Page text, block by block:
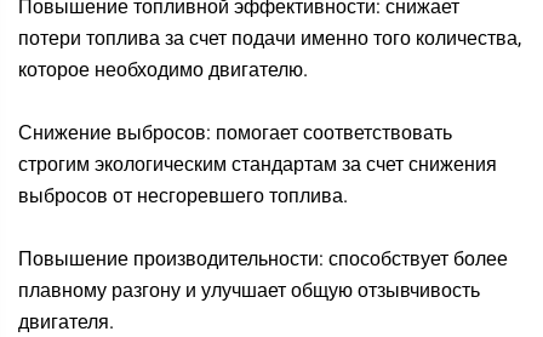
Повышение топливной эффективности: снижает
потери топлива за счет подачи именно того количества,
которое необходимо двигателю.
Снижение выбросов: помогает соответствовать
строгим экологическим стандартам за счет снижения
выбросов от несгоревшего топлива.
Повышение производительности: способствует более
плавному разгону и улучшает общую отзывчивость
двигателя.